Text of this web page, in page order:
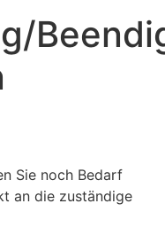
Sie noch Bedarf
an die zuständige